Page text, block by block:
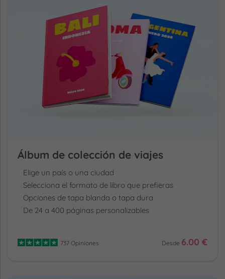
Álbum de colección de viajes
Elige un país o una ciudad
Selecciona el formato de libro que prefieras
Opciones de tapa blanda o tapa dura
De 24 a 400 páginas personalizables
737 Opiniones Desde 6.00 €